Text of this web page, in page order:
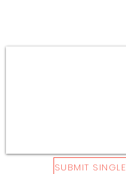
SUBMIT SINGLE